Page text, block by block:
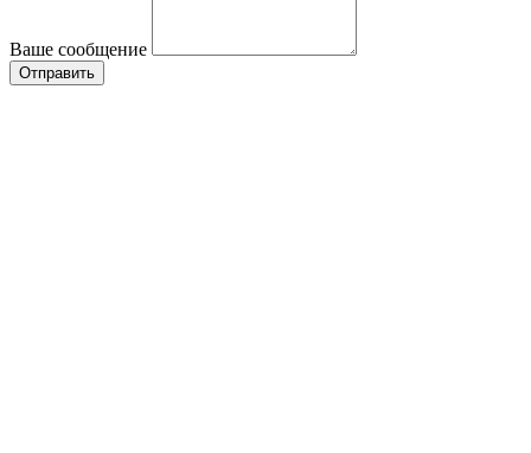
Ваше сообщение